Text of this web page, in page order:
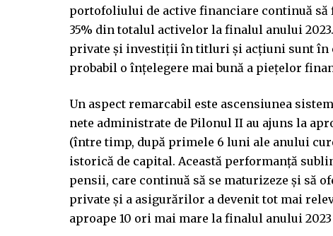
portofoliului de active financiare continuă
35% din totalul activelor la finalul anului
private și investiții în titluri și acțiuni sunt în
probabil o înțelegere mai bună a piețelor
Un aspect remarcabil este ascensiunea
nete administrate de Pilonul II au ajuns la
(între timp, după primele 6 luni ale anului
istorică de capital. Această performanță
pensii, care continuă să se maturizeze și să
private și a asigurărilor a devenit tot mai
aproape 10 ori mai mare la finalul anului 2023